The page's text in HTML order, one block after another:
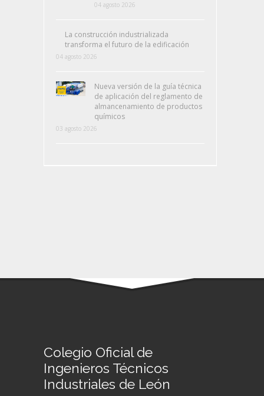
04 agosto 2026
La construcción industrializada
transforma el futuro de la edificación
04 agosto 2026
Nueva versión de la guía técnica
de aplicación del reglamento de
almancenamiento de productos
químicos
03 agosto 2026
Colegio Oficial de
Ingenieros Técnicos
Industriales de León